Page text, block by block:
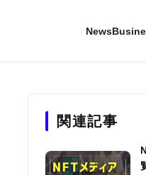
News
｜始め方・稼ぎ方も解説
関連記事